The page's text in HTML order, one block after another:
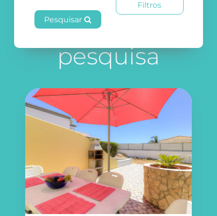
Pesquisar
Filtros
Resultados da
pesquisa